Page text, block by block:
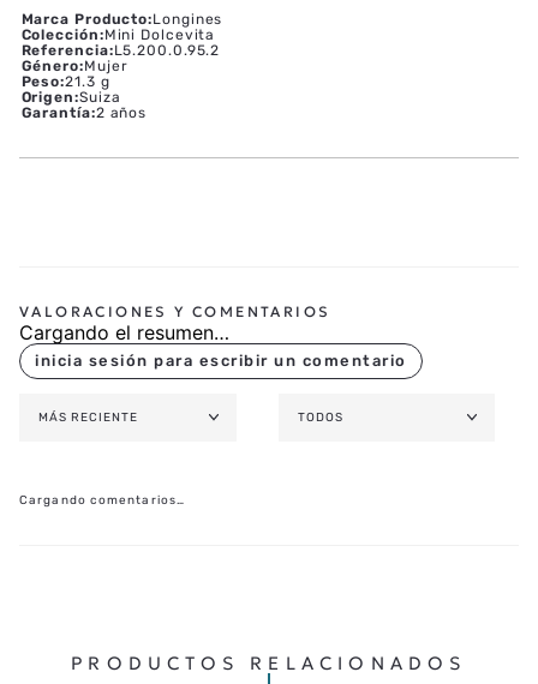
Marca Producto:Longines
Colección:Mini Dolcevita
Referencia:L5.200.0.95.2
Género:Mujer
Peso:21.3 g
Origen:Suiza
Garantía:2 años
Cargando el resumen…
MÁS RECIENTE TODOS
Cargando comentarios…
PRODUCTOS RELACIONADOS